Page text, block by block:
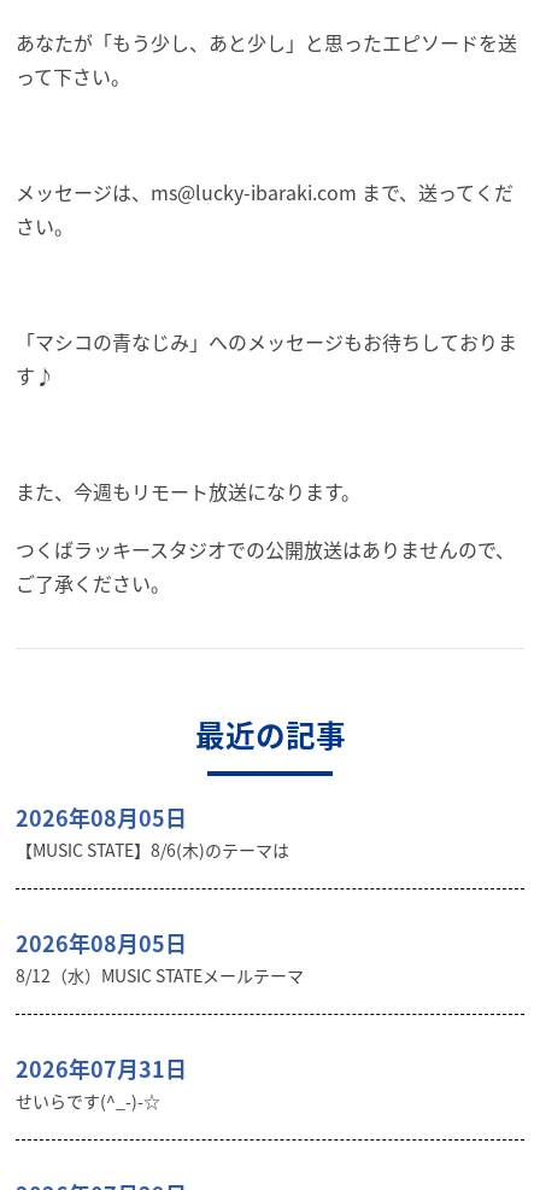
あなたが「もう少し、あと少し」と思ったエピソードを送
って下さい。
メッセージは、ms@lucky-ibaraki.com まで、送ってくだ
さい。
「マシコの青なじみ」へのメッセージもお待ちしておりま
す♪
また、今週もリモート放送になります。
つくばラッキースタジオでの公開放送はありませんので、
ご了承ください。
最近の記事
2026年08月05日
【MUSIC STATE】8/6(木)のテーマは
2026年08月05日
8/12（水）MUSIC STATEメールテーマ
2026年07月31日
せいらです(^_-)-☆